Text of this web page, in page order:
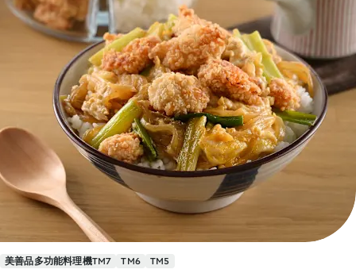
美善品多功能料理機TM7 TM6 TM5